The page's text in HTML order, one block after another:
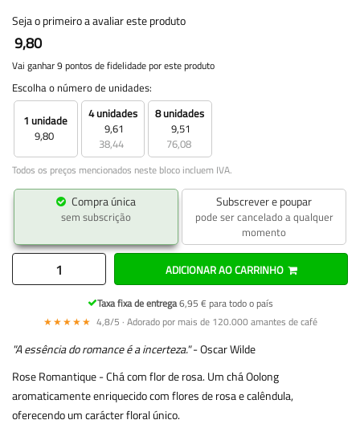
Seja o primeiro a avaliar este produto
9,80
Vai ganhar 9 pontos de fidelidade por este produto
Escolha o número de unidades:
1 unidade
9,80
4 unidades
9,61
38,44
8 unidades
9,51
76,08
Todos os preços mencionados neste bloco incluem IVA.
Compra única
sem subscrição
Subscrever e poupar
pode ser cancelado a qualquer
momento
ADICIONAR AO CARRINHO
Taxa fixa de entrega6,95 € para todo o país
★★★★★ 4,8/5 · Adorado por mais de 120.000 amantes de café
"A essência do romance é a incerteza."- Oscar Wilde
Rose Romantique - Chá com flor de rosa. Um chá Oolong
aromaticamente enriquecido com flores de rosa e calêndula,
oferecendo um carácter floral único.